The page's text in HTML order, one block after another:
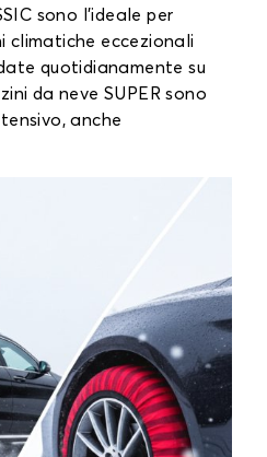
sono l'ideale per
climatiche eccezionali
quotidianamente su
da neve SUPER sono
anche